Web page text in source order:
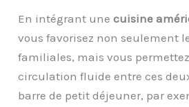
En intégrant unecuisine
vous favorisez non seulement
familiales, mais vous
circulation fluide entre ces
barre de petit déjeuner, par